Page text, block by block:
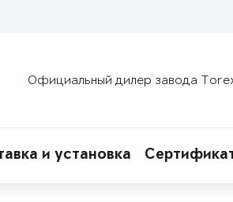
Официальный дилер завода
и установка